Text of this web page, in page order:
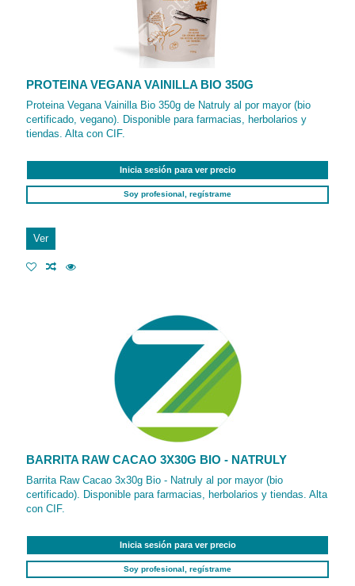
PROTEINA VEGANA VAINILLA BIO 350G
Proteina Vegana Vainilla Bio 350g de Natruly al por mayor (bio
certificado, vegano). Disponible para farmacias, herbolarios y
tiendas. Alta con CIF.
Inicia sesión para ver precio
Soy profesional, regístrame
Ver
BARRITA RAW CACAO 3X30G BIO - NATRULY
Barrita Raw Cacao 3x30g Bio - Natruly al por mayor (bio
certificado). Disponible para farmacias, herbolarios y tiendas. Alta
con CIF.
Inicia sesión para ver precio
Soy profesional, regístrame